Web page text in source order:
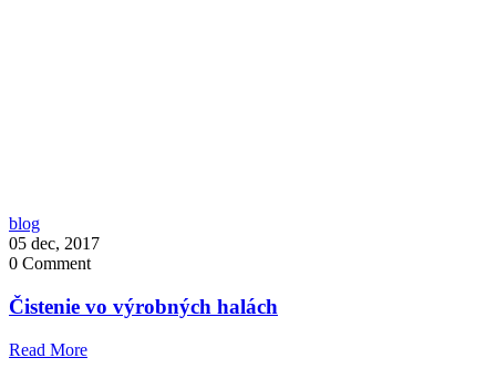
blog
05 dec, 2017
0 Comment
Čistenie vo výrobných halách
Read More